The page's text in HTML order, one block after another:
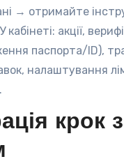
→ отримайте
кабінеті: акції,
паспорта/ID),
налаштування
крок